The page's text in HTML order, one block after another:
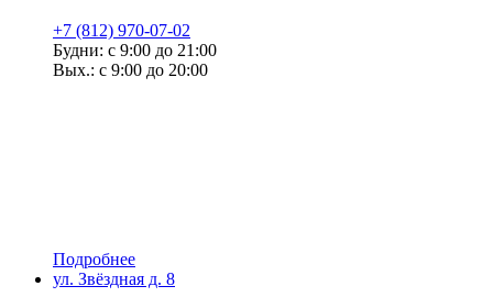
+7 (812) 970-07-02
Будни: с 9:00 до 21:00
Вых.: с 9:00 до 20:00
Подробнее
ул. Звёздная д. 8